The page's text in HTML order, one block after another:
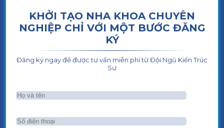
KHỞI TẠO NHA KHOA CHUYÊN
NGHIỆP CHỈ VỚI MỘT BƯỚC ĐĂNG
KÝ
Đăng ký ngay để được tư vấn miễn phí từ Đội Ngũ Kiến Trúc
Sư